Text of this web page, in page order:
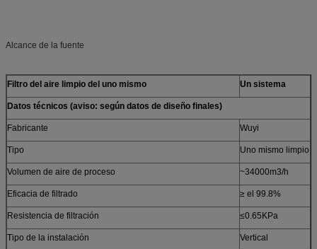
Alcance de la fuente
Filtro del aire limpio del uno mismo Un sistema
Datos técnicos (aviso: según datos de diseño finales)
Fabricante Wuyi
Tipo Uno mismo limpio
Volumen de aire de proceso ~34000m3/h
Eficacia de filtrado ≥ el 99.8%
Resistencia de filtración ≤0.65KPa
Tipo de la instalación Vertical